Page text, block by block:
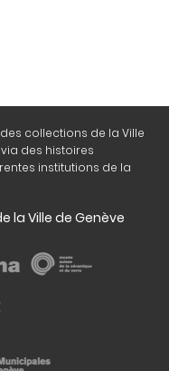
collections de la Ville
des histoires
institutions de la
la Ville de Genève